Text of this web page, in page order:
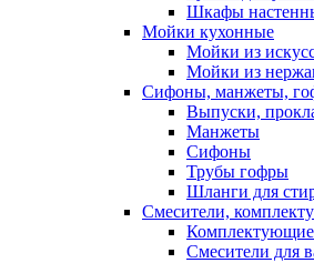
Шкафы
Мойки кухонные
Мойки из
Мойки из
Сифоны, манжеты,
Выпуски,
Манжеты
Сифоны
Трубы гофры
Шланги для
Смесители,
Комплектующие
Смесители для